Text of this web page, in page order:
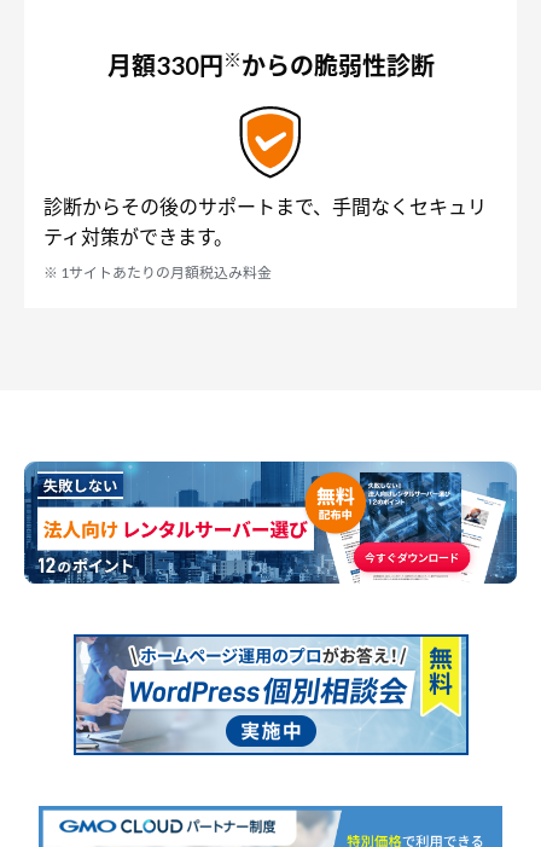
月額330円※からの脆弱性診断
診断からその後のサポートまで、手間なくセキュリ
ティ対策ができます。
※ 1サイトあたりの月額税込み料金